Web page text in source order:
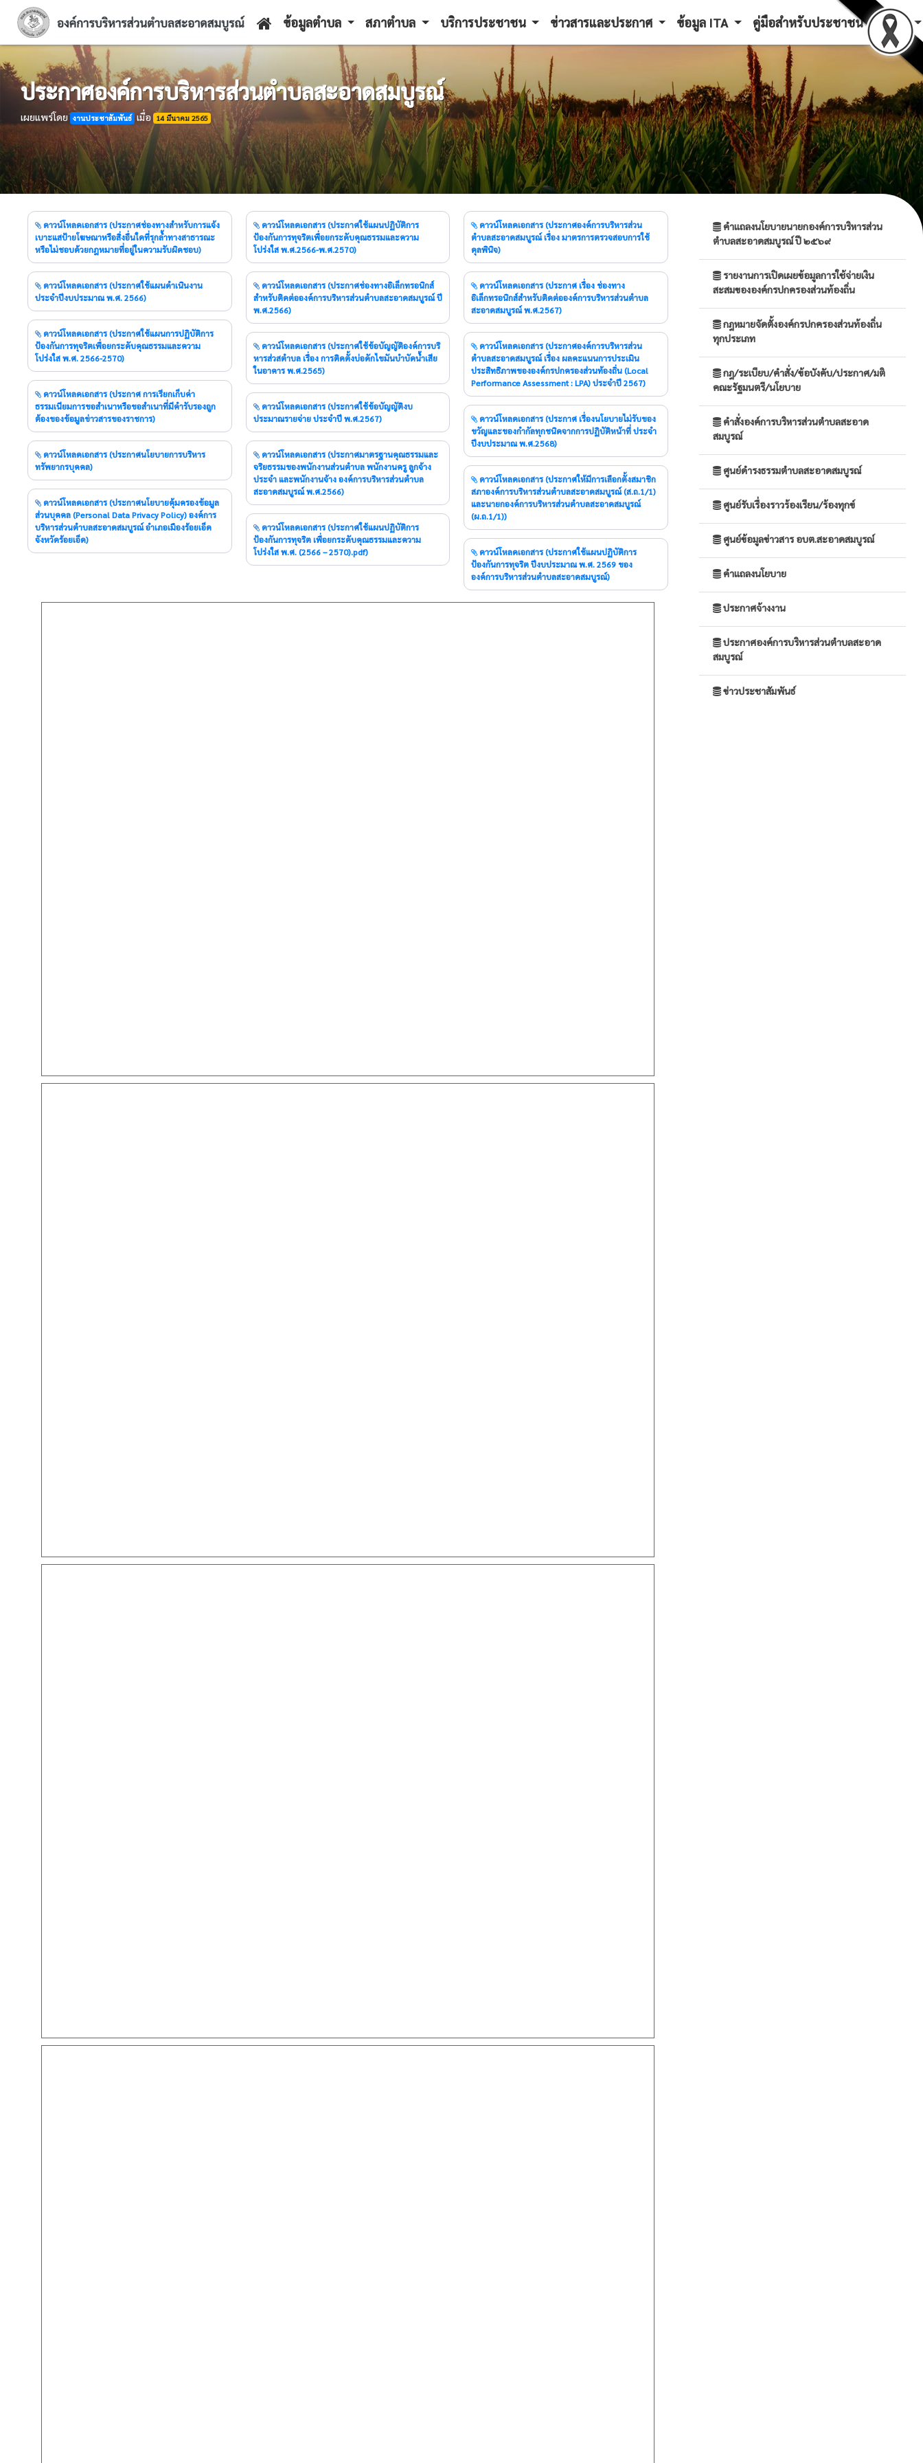
ข้อมูลตำบล สภาตำบล บริการประชาชน ข่าวสารและประกาศ ข้อมูล ITA คู่มือสำหรับประชาชน LPA
ประกาศองค์การบริหารส่วนตำบลสะอาดสมบูรณ์
เผยแพร่โดย งานประชาสัมพันธ์ เมื่อ 14 มีนาคม 2565
เบาะแสป้ายโฆษณาหรือสิ่งอื่นใดที่รุกล้ำทางสาธารณะ
หรือไม่ชอบด้วยกฎหมายที่อยู่ในความรับผิดชอบ)
ประจำปีงบประมาณ พ.ศ. 2566)
ป้องกันการทุจริตเพื่อยกระดับคุณธรรมและความ
โปร่งใส พ.ศ. 2566-2570)
ธรรมเนียมการขอสำเนาหรือขอสำเนาที่มีคำรับรองถูก
ต้องของข้อมูลข่าวสารของราชการ)
ทรัพยากรบุคคล)
ส่วนบุคคล (Personal Data Privacy Policy) องค์การ
บริหารส่วนตำบลสะอาดสมบูรณ์ อำเภอเมืองร้อยเอ็ด
จังหวัดร้อยเอ็ด)
ดาวน์โหลดเอกสาร (ประกาศใช้แผนปฏิบัติการ
ป้องกันการทุจริตเพื่อยกระดับคุณธรรมและความ
โปร่งใส พ.ศ.2566-พ.ศ.2570)
ดาวน์โหลดเอกสาร (ประกาศช่องทางอิเล็กทรอนิกส์
สำหรับติดต่อองค์การบริหารส่วนตำบลสะอาดสมบูรณ์ ปี
พ.ศ.2566)
ดาวน์โหลดเอกสาร (ประกาศใช้ข้อบัญญัติองค์การบริ
หารส่วสตำบล เรื่อง การติดตั้งบ่อดักไขมันบำบัดน้ำเสีย
ในอาคาร พ.ศ.2565)
ดาวน์โหลดเอกสาร (ประกาศใช้ข้อบัญญัติงบ
ประมาณรายจ่าย ประจำปี พ.ศ.2567)
ดาวน์โหลดเอกสาร (ประกาศมาตรฐานคุณธรรมและ
จริยธรรมของพนักงานส่วนตำบล พนักงานครู ลูกจ้าง
ประจำ และพนักงานจ้าง องค์การบริหารส่วนตำบล
สะอาดสมบูรณ์ พ.ศ.2566)
ดาวน์โหลดเอกสาร (ประกาศใช้แผนปฏิบัติการ
ป้องกันการทุจริต เพื่อยกระดับคุณธรรมและความ
โปร่งใส พ.ศ. (2566 – 2570).pdf)
ดาวน์โหลดเอกสาร (ประกาศองค์การบริหารส่วน
ตำบลสะอาดสมบูรณ์ เรื่อง มาตรการตรวจสอบการใช้
ดุลพินิจ)
ดาวน์โหลดเอกสาร (ประกาศ เรื่อง ช่องทาง
อิเล็กทรอนิกส์สำหรับติดต่อองค์การบริหารส่วนตำบล
สะอาดสมบูรณ์ พ.ศ.2567)
ดาวน์โหลดเอกสาร (ประกาศองค์การบริหารส่วน
ตำบลสะอาดสมบูรณ์ เรื่อง ผลคะแนนการประเมิน
ประสิทธิภาพขององค์กรปกครองส่วนท้องถิ่น (Local
Performance Assessment : LPA) ประจำปี 2567)
ดาวน์โหลดเอกสาร (ประกาศ เรื่องนโยบายไม่รับของ
ขวัญและของกำกัลทุกชนิดจากการปฏิบัติหน้าที่ ประจำ
ปีงบประมาณ พ.ศ.2568)
ดาวน์โหลดเอกสาร (ประกาศให้มีการเลือกตั้งสมาชิก
สภาองค์การบริหารส่วนตำบลสะอาดสมบูรณ์ (ส.ถ.1/1)
และนายกองค์การบริหารส่วนตำบลสะอาดสมบูรณ์
(ผ.ถ.1/1))
ดาวน์โหลดเอกสาร (ประกาศใช้แผนปฏิบัติการ
ป้องกันการทุจริต ปีงบประมาณ พ.ศ. 2569 ของ
องค์การบริหารส่วนตำบลสะอาดสมบูรณ์)
คำแถลงนโยบายนายกองค์การบริหารส่วน
ตำบลสะอาดสมบูรณ์ ปี ๒๕๖๙
รายงานการเปิดเผยข้อมูลการใช้จ่ายเงิน
สะสมขององค์กรปกครองส่วนท้องถิ่น
กฎหมายจัดตั้งองค์กรปกครองส่วนท้องถิ่น
ทุกประเภท
กฎ/ระเบียบ/คำสั่ง/ข้อบังคับ/ประกาศ/มติ
คณะรัฐมนตรี/นโยบาย
คำสั่งองค์การบริหารส่วนตำบลสะอาด
สมบูรณ์
ศูนย์ดำรงธรรมตำบลสะอาดสมบูรณ์
ศูนย์รับเรื่องราวร้องเรียน/ร้องทุกข์
ศูนย์ข้อมูลข่าวสาร อบต.สะอาดสมบูรณ์
คำแถลงนโยบาย
ประกาศจ้างงาน
ประกาศองค์การบริหารส่วนตำบลสะอาด
สมบูรณ์
ข่าวประชาสัมพันธ์